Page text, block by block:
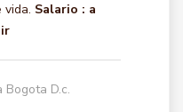
vida. Salario : a
Bogota D.c.